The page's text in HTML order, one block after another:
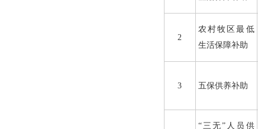
2
农村牧区最低
生活保障补助
3 五保供养补助
“三无”人员供